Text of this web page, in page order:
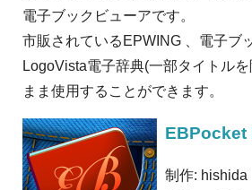
電子ブックビューアです。
市販されているEPWING 、電子ブ
LogoVista電子辞典(一部タイトル
まま使用することができます。
EBPocket
制作: hishida